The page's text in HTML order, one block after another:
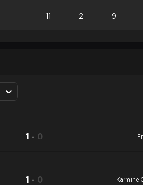
11 2 9
1 - 0
1 - 0 Karmine